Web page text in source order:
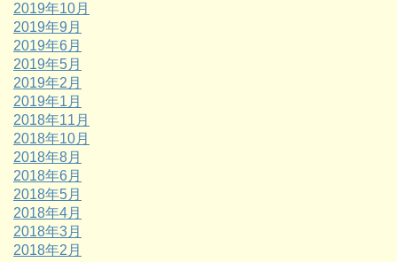
2019年10月
2019年9月
2019年6月
2019年5月
2019年2月
2019年1月
2018年11月
2018年10月
2018年8月
2018年6月
2018年5月
2018年4月
2018年3月
2018年2月